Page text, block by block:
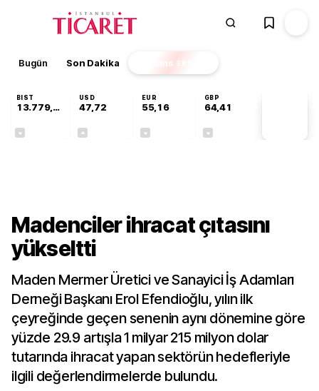
Bugün Son Dakika Finans EKSTRA
BIST
13.779,39
USD
47,72
EUR
55,16
GBP
64,41
Madenciler ihracat çıtasını
yükseltti
Maden Mermer Üretici ve Sanayici İş Adamları
Derneği Başkanı Erol Efendioğlu, yılın ilk
çeyreğinde geçen senenin aynı dönemine göre
yüzde 29.9 artışla 1 milyar 215 milyon dolar
tutarında ihracat yapan sektörün hedefleriyle
ilgili değerlendirmelerde bulundu.